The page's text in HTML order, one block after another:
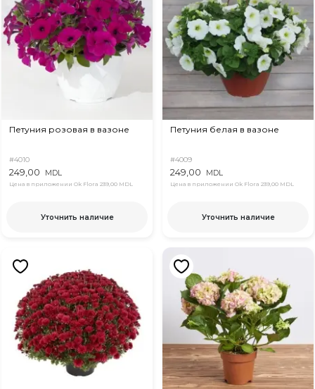
Петуния розовая в вазоне
#4010
249,00 MDL
Цена в приложении Ok Flora 239,00 MDL
Уточнить наличие
Петуния белая в вазоне
#4009
249,00 MDL
Цена в приложении Ok Flora 239,00 MDL
Уточнить наличие